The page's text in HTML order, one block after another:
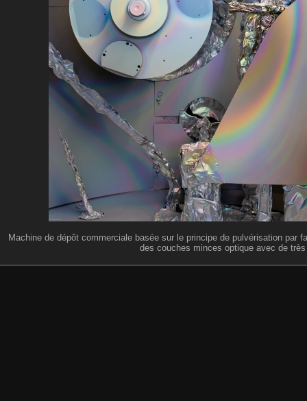
Machine de dépôt commerciale basée sur le principe de pulvérisation par
des couches minces optique avec de